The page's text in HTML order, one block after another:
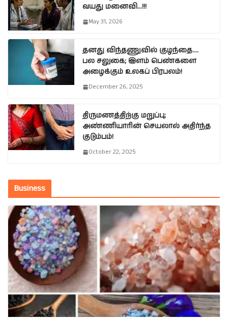
வயது மனைவி…!!!
May 31, 2026
தனது விந்தணுவில் குழந்தை….
பல சலுகை; இளம் பெண்களை
அழைக்கும் உலகப் பிரபலம்!
December 26, 2025
திருமணத்திற்கு மறுப்பு;
அண்ணியாரின் செயலால் அதிர்ந்த
குடும்பம்!
October 22, 2025
Business